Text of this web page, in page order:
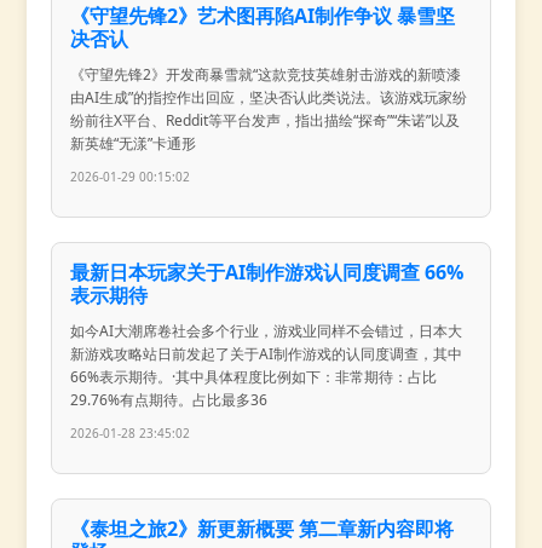
《守望先锋2》艺术图再陷AI制作争议 暴雪坚
决否认
《守望先锋2》开发商暴雪就“这款竞技英雄射击游戏的新喷漆
由AI生成”的指控作出回应，坚决否认此类说法。该游戏玩家纷
纷前往X平台、Reddit等平台发声，指出描绘“探奇”“朱诺”以及
新英雄“无漾”卡通形
2026-01-29 00:15:02
最新日本玩家关于AI制作游戏认同度调查 66%
表示期待
如今AI大潮席卷社会多个行业，游戏业同样不会错过，日本大
新游戏攻略站日前发起了关于AI制作游戏的认同度调查，其中
66%表示期待。·其中具体程度比例如下：非常期待：占比
29.76%有点期待。占比最多36
2026-01-28 23:45:02
《泰坦之旅2》新更新概要 第二章新内容即将